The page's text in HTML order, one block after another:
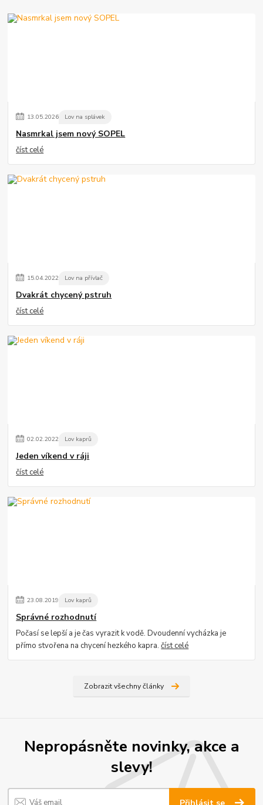
13.05.2026 Lov na splávek
Nasmrkal jsem nový SOPEL
číst celé
15.04.2022 Lov na přívlač
Dvakrát chycený pstruh
číst celé
02.02.2022 Lov kaprů
Jeden víkend v ráji
číst celé
23.08.2019 Lov kaprů
Správné rozhodnutí
Počasí se lepší a je čas vyrazit k vodě. Dvoudenní vycházka je
přímo stvořena na chycení hezkého kapra.číst celé
Zobrazit všechny články
Nepropásněte novinky, akce a
slevy!